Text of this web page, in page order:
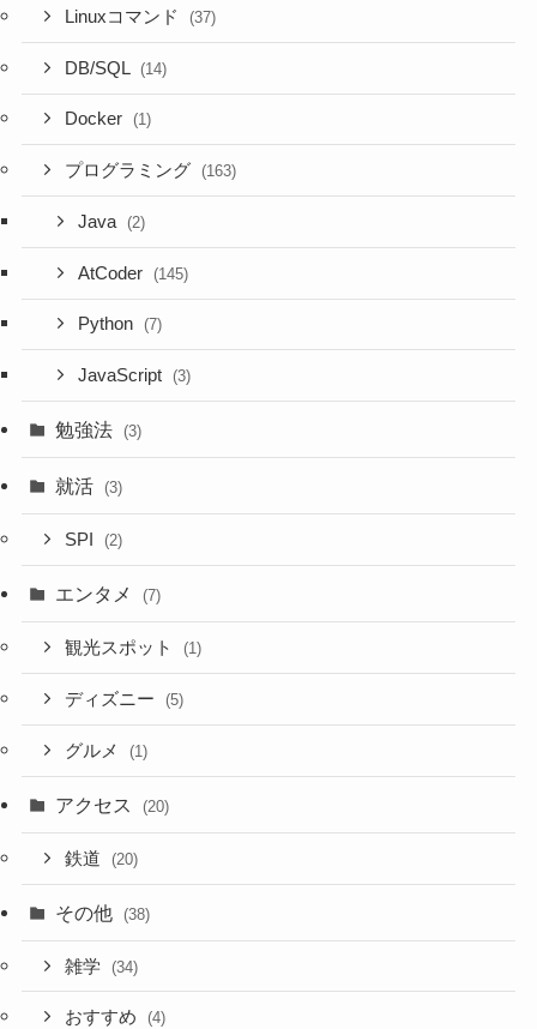
Linuxコマンド (37)
DB/SQL (14)
Docker (1)
プログラミング (163)
Java (2)
AtCoder (145)
Python (7)
JavaScript (3)
勉強法 (3)
就活 (3)
SPI (2)
エンタメ (7)
観光スポット (1)
ディズニー (5)
グルメ (1)
アクセス (20)
鉄道 (20)
その他 (38)
雑学 (34)
おすすめ (4)